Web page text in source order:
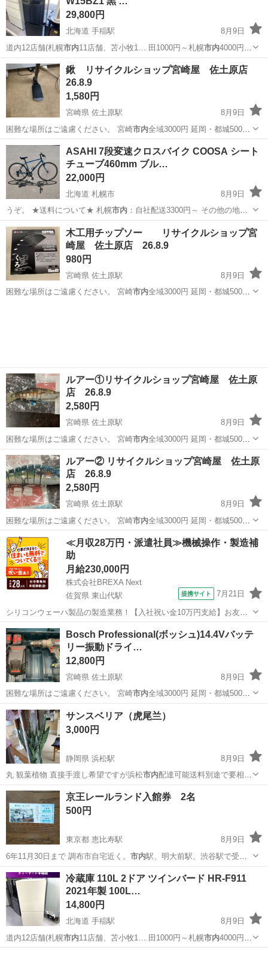
29,800円
北海道 手稲駅
8月9日
道内12店舗(札幌市内11店舗、苫小牧1… 田1000円～札幌市内4000円程
度） …
北海道 札幌市 手稲駅 キッチン家電
鍬 リサイクルショップ宮崎屋 佐土原店
26.8.9
1,580円
宮崎県 佐土原駅
8月9日
困難な場所はご遠慮ください。 宮崎市内全域3000円 延岡・都城5000
円…
宮崎 宮崎市 佐土原駅 生活雑貨 場所
ASAHI 7段変速クロスバイク COOSA シート
チューブ460mm ブル…
22,000円
北海道 札幌市
8月9日
うぞ。 ★送料について★ 札幌市内：自社配送3300円～ その他の地
域…
北海道 札幌市 クロスバイク
木工用チップソー リサイクルショップ宮
崎屋 佐土原店 26.8.9
980円
宮崎県 佐土原駅
8月9日
困難な場所はご遠慮ください。 宮崎市内全域3000円 延岡・都城5000
ルアー①リサイクルショップ宮崎屋 佐土原
店 26.8.9
2,580円
宮崎県 佐土原駅
8月9日
困難な場所はご遠慮ください。 宮崎市内全域3000円 延岡・都城5000
円…
宮崎 宮崎市 佐土原駅 その他
ルアー② リサイクルショップ宮崎屋 佐土原
店 26.8.9
2,580円
宮崎県 佐土原駅
8月9日
困難な場所はご遠慮ください。 宮崎市内全域3000円 延岡・都城5000
円…
宮崎 宮崎市 佐土原駅 スポーツ ルアー
≪月収28万円・派遣社員≫機械操作・製造補
助
月給230,000円
株式会社BREXA Next
佐賀県 東山代駅
提携サイト 7月21日
シリコンウェーハ製品の製造業務！【入社祝い金10万円支給】お友達
やカップルとの応募OK◎年間休日129日＆休出なしでプライベート充
実♪業務はクリーンルームで快適作業◎自社正社員登用制度あり★1食
300円～の格安食堂あり！《佐...
佐賀 伊万里市
Bosch Professional(ボッシュ)14.4Vバッテ
リー振動ドライ…
12,800円
宮崎県 佐土原駅
8月9日
困難な場所はご遠慮ください。 宮崎市内全域3000円 延岡・都城5000
円…
宮崎 宮崎市 佐土原駅 家電
サンスベリア（虎尾兰）
3,000円
静岡県 浜松駅
8月9日
丸 観葉植物 直接手渡し希望ですが浜松市内配達可能送料別途で要相談
可静岡 浜松市 浜松駅
京王レールランド入館券 2名
500円
東京都 恵比寿駅
8月9日
6年11月30日まで 調布市自宅近く。 市内駅、明大前駅、渋谷駅で受け
渡しは可能で…
東京 渋谷区 恵比寿駅 テーマパーク/遊園地
冷蔵庫 110L 2ドア ツインバード HR-F911
2021年製 100L…
14,800円
北海道 手稲駅
8月9日
道内12店舗(札幌市内11店舗、苫小牧1… 田1000円～札幌市内4000円程
度） …